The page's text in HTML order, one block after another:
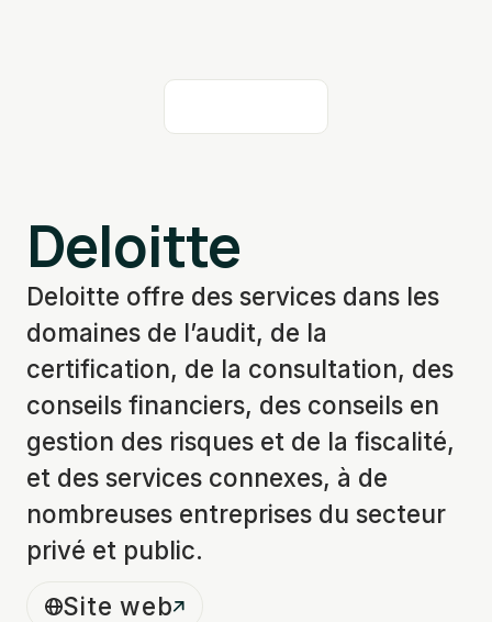
Deloitte
Deloitte offre des services dans les
domaines de l’audit, de la
certification, de la consultation, des
conseils financiers, des conseils en
gestion des risques et de la fiscalité,
et des services connexes, à de
nombreuses entreprises du secteur
privé et public.
Site web